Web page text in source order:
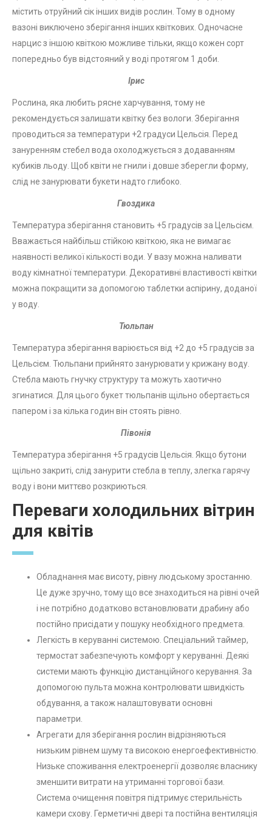
містить отруйний сік інших видів рослин. Тому в одному
вазоні виключено зберігання інших квіткових. Одночасне
нарцис з іншою квіткою можливе тільки, якщо кожен сорт
попередньо був відстояний у воді протягом 1 доби.
Ірис
Рослина, яка любить рясне харчування, тому не
рекомендується залишати квітку без вологи. Зберігання
проводиться за температури +2 градуси Цельсія. Перед
зануренням стебел вода охолоджується з додаванням
кубиків льоду. Щоб квіти не гнили і довше зберегли форму,
слід не занурювати букети надто глибоко.
Гвоздика
Температура зберігання становить +5 градусів за Цельсієм.
Вважається найбільш стійкою квіткою, яка не вимагає
наявності великої кількості води. У вазу можна наливати
воду кімнатної температури. Декоративні властивості квітки
можна покращити за допомогою таблетки аспірину, доданої
у воду.
Тюльпан
Температура зберігання варіюється від +2 до +5 градусів за
Цельсієм. Тюльпани прийнято занурювати у крижану воду.
Стебла мають гнучку структуру та можуть хаотично
згинатися. Для цього букет тюльпанів щільно обертається
папером і за кілька годин він стоять рівно.
Півонія
Температура зберігання +5 градусів Цельсія. Якщо бутони
щільно закриті, слід занурити стебла в теплу, злегка гарячу
воду і вони миттєво розкриються.
Переваги холодильних вітрин
для квітів
Обладнання має висоту, рівну людському зростанню.
Це дуже зручно, тому що все знаходиться на рівні очей
і не потрібно додатково встановлювати драбину або
постійно присідати у пошуку необхідного предмета.
Легкість в керуванні системою. Спеціальний таймер,
термостат забезпечують комфорт у керуванні. Деякі
системи мають функцію дистанційного керування. За
допомогою пульта можна контролювати швидкість
обдування, а також налаштовувати основні
параметри.
Агрегати для зберігання рослин відрізняються
низьким рівнем шуму та високою енергоефективністю.
Низьке споживання електроенергії дозволяє власнику
зменшити витрати на утриманні торгової бази.
Система очищення повітря підтримує стерильність
камери схову. Герметичні двері та постійна вентиляція